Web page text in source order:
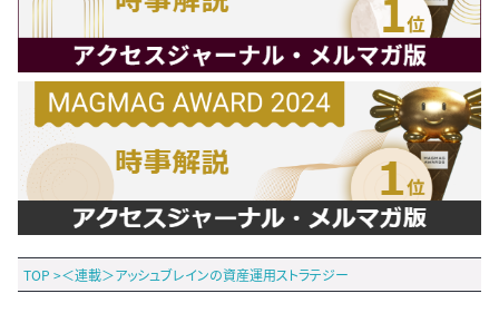
TOP >＜連載＞アッシュブレインの資産運用ストラテジー